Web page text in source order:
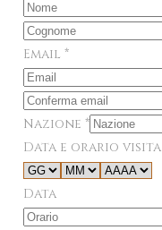
Email *
Nazione *
Data e orario visita
Data